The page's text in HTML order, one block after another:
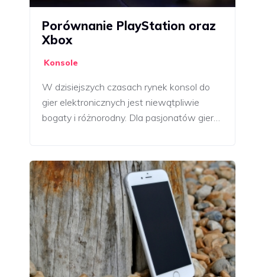
Porównanie PlayStation oraz
Xbox
Konsole
W dzisiejszych czasach rynek konsol do
gier elektronicznych jest niewątpliwie
bogaty i różnorodny. Dla pasjonatów gier…